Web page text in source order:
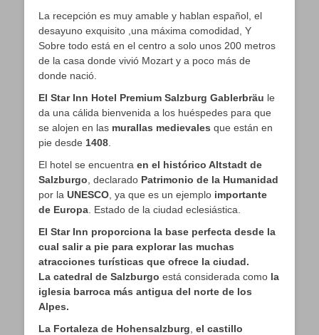
La recepción es muy amable y hablan español, el
desayuno exquisito ,una máxima comodidad, Y
Sobre todo está en el centro a solo unos 200 metros
de la casa donde vivió Mozart y a poco más de
donde nació.
El Star Inn Hotel Premium Salzburg Gablerbräu le
da una cálida bienvenida a los huéspedes para que
se alojen en las murallas medievales que están en
pie desde 1408
El hotel se encuentra en el histórico Altstadt de
Salzburgo , declarado Patrimonio de la Humanidad
por la UNESCO , ya que es un ejemplo importante
de Europa . Estado de la ciudad eclesiástica.
El Star Inn proporciona la base perfecta desde la
cual salir a pie para explorar las muchas
atracciones turísticas que ofrece la ciudad.
La catedral de Salzburgo está considerada como la
iglesia barroca más antigua del norte de los
Alpes.
La Fortaleza de Hohensalzburg el castillo